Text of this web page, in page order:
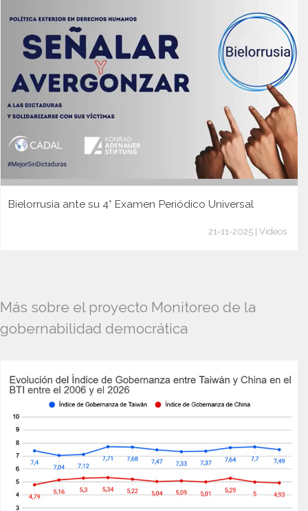
Bielorrusia ante su 4° Examen Periódico Universal
21-11-2025 | Videos
Más sobre el proyecto Monitoreo de la
gobernabilidad democrática